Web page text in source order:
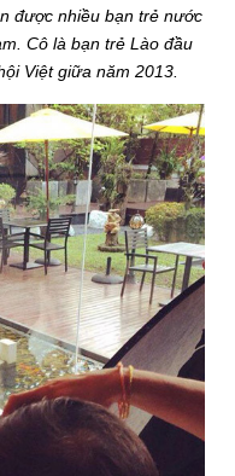
được nhiều bạn trẻ nước
Cô là bạn trẻ Lào đầu
Việt giữa năm 2013.